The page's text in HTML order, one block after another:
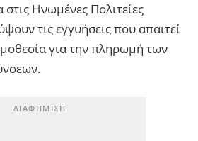
στις Ηνωμένες Πολιτείες
τις εγγυήσεις που απαιτεί
για την πληρωμή των